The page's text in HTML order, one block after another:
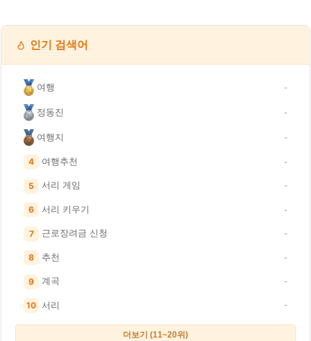
인기 검색어
여행 -
정동진 -
여행지 -
4 여행추천 -
5 서리 게임 -
6 서리 키우기 -
7 근로장려금 신청 -
8 추천 -
9 계곡 -
10 서리 -
더보기 (11~20위)